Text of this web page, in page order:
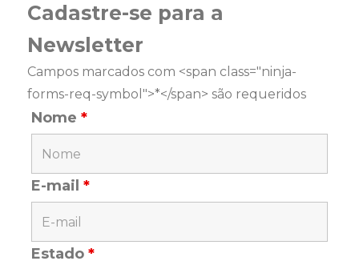
Cadastre-se para a
Newsletter
Campos marcados com <span class="ninja-
forms-req-symbol">*</span> são requeridos
Nome*
E-mail*
Estado*